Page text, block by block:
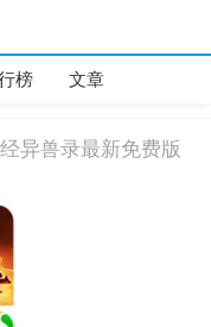
榜 文章
异兽录最新免费版